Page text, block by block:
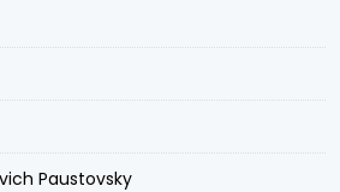
Paustovsky